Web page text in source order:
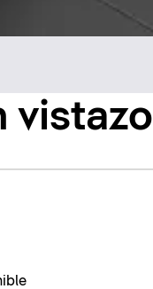
vistazo